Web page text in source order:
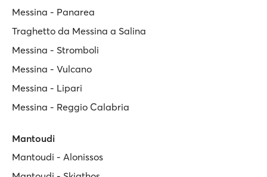
Messina - Panarea
Traghetto da Messina a Salina
Messina - Stromboli
Messina - Vulcano
Messina - Lipari
Messina - Reggio Calabria
Mantoudi
Mantoudi - Alonissos